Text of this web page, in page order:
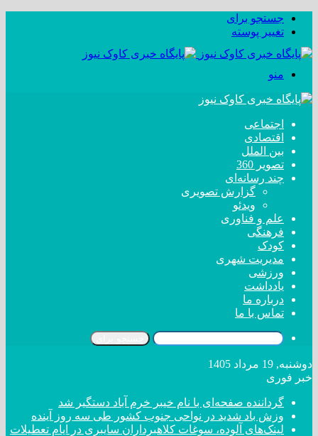
جستجو برای
تغییر پوسته
منو
اجتماعی
اقتصادی
بین الملل
تصویر 360
چند رسانه‌ای
گزارش تصویری
ویدئو
علم و فناوری
فرهنگی
کودک
مدیریت شهری
ورزشی
یادداشت
درباره ما
تماس با ما
دوشنبه, 19 مرداد 1405
خبر فوری
گرداننده صفحه‌ای با نام خیبر خرم آباد دستگیر شد
وزش باد شدید در نواحی جنوب کشور طی سه روز آینده
لینک‌های آلوده، سوغات کلاهبرداران سایبری در ایام تعطیلات